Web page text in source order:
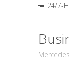
24/7-